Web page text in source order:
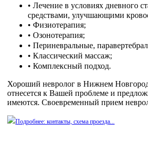
• Лечение в условиях дневного
средствами, улучшающими
• Физиотерапия;
• Озонотерапия;
• Периневральные,
• Классический массаж;
• Комплексный подход.
Хороший невролог в Нижнем
отнесется к Вашей проблеме и
имеются. Своевременный прием
Подробнее: контакты, схема проезда...